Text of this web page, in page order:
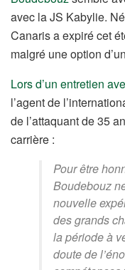
avec la JS Kabylie.
Canaris a expiré cet
malgré une option
Lors d’un entretien
l’agent de
de l’attaquant de 35
carrière :
Pour être
Boudebouz
nouvelle
des grands
la période à
doute de